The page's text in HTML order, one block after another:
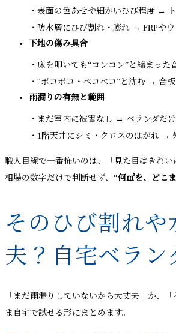
・表面の色あせや細かいひび程度 →
・防水層にひび割れ・膨れ → FRPや
下地の傷み具合
・床を叩いても“コンコン”と締まっ
・“ボコボコ・ベコベコ”と沈む → 合
雨漏りの有無と範囲
・まだ室内に被害なし → ベランダだ
・1階天井にシミ・クロスのはがれ →
職人目線で一番怖いのは、「見た目はきれ
相場の数字だけで判断せず、 “何㎡を、どこ
そのひび割れ
夫？自宅ベラン
「まだ雨漏りしていないから大丈夫」か、
ま自宅で試せる形にまとめます。